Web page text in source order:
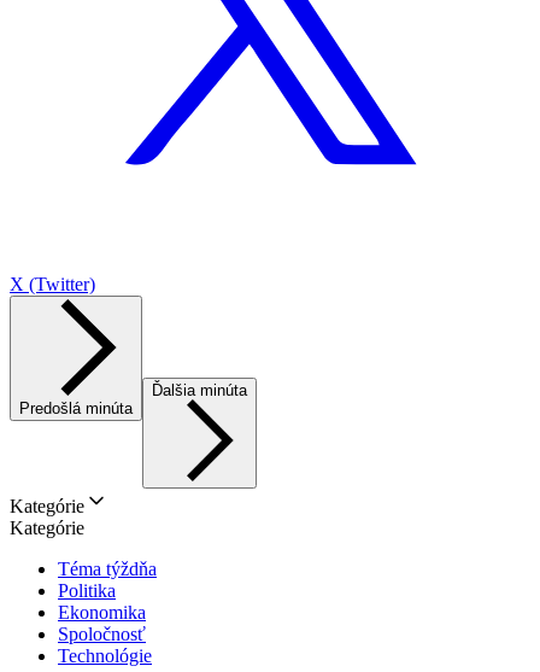
X (Twitter)
Predošlá minúta
Ďalšia minúta
Kategórie
Kategórie
Téma týždňa
Politika
Ekonomika
Spoločnosť
Technológie